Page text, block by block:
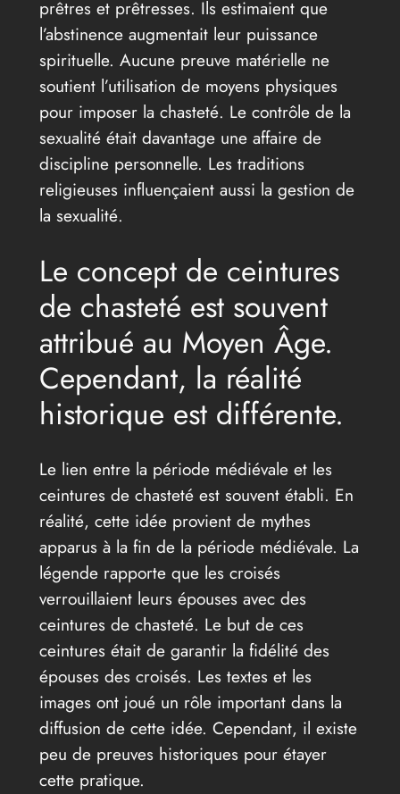
prêtres et prêtresses. Ils estimaient que
l’abstinence augmentait leur puissance
spirituelle. Aucune preuve matérielle ne
soutient l’utilisation de moyens physiques
pour imposer la chasteté. Le contrôle de la
sexualité était davantage une affaire de
discipline personnelle. Les traditions
religieuses influençaient aussi la gestion de
la sexualité.
Le concept de ceintures
de chasteté est souvent
attribué au Moyen Âge.
Cependant, la réalité
historique est différente.
Le lien entre la période médiévale et les
ceintures de chasteté est souvent établi. En
réalité, cette idée provient de mythes
apparus à la fin de la période médiévale. La
légende rapporte que les croisés
verrouillaient leurs épouses avec des
ceintures de chasteté. Le but de ces
ceintures était de garantir la fidélité des
épouses des croisés. Les textes et les
images ont joué un rôle important dans la
diffusion de cette idée. Cependant, il existe
peu de preuves historiques pour étayer
cette pratique.